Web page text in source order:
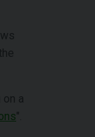
a
".